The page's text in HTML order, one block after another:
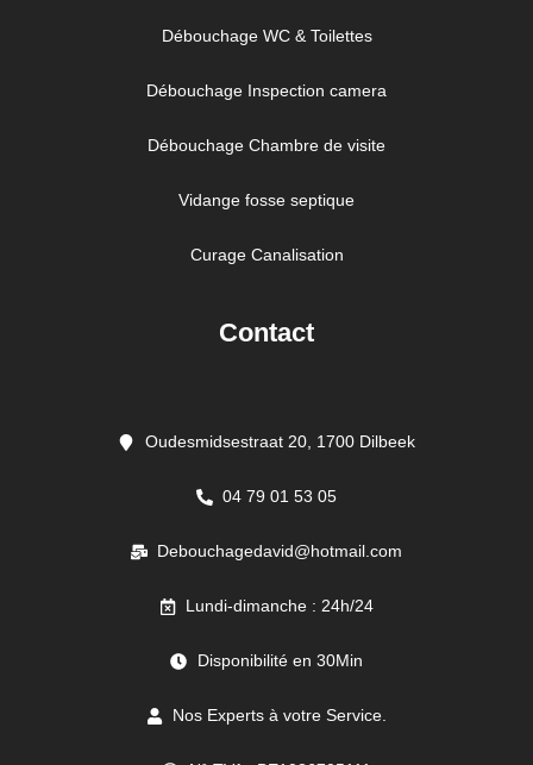
Débouchage WC & Toilettes
Débouchage Inspection camera
Débouchage Chambre de visite
Vidange fosse septique
Curage Canalisation
Contact
Oudesmidsestraat 20, 1700 Dilbeek
04 79 01 53 05
Debouchagedavid@hotmail.com
Lundi-dimanche : 24h/24
Disponibilité en 30Min
Nos Experts à votre Service.